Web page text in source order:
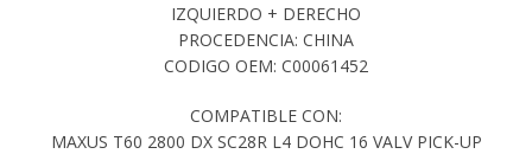
IZQUIERDO + DERECHO
PROCEDENCIA: CHINA
CODIGO OEM: C00061452
COMPATIBLE CON:
MAXUS T60 2800 DX SC28R L4 DOHC 16 VALV PICK-UP